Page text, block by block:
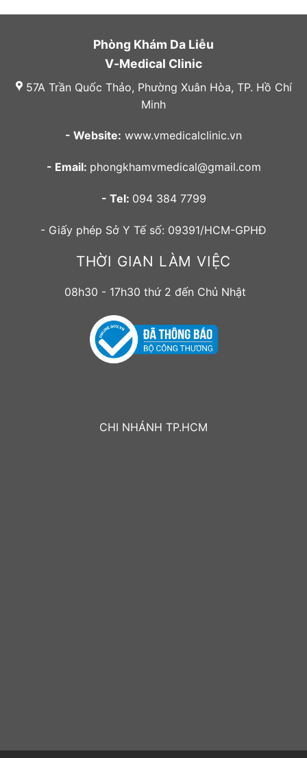
Phòng Khám Da Liễu
V-Medical Clinic
57A Trần Quốc Thảo, Phường Xuân Hòa, TP. Hồ Chí
Minh
- Website: www.vmedicalclinic.vn
- Email: phongkhamvmedical@gmail.com
- Tel: 094 384 7799
- Giấy phép Sở Y Tế số: 09391/HCM-GPHĐ
THỜI GIAN LÀM VIỆC
08h30 - 17h30 thứ 2 đến Chủ Nhật
CHI NHÁNH TP.HCM